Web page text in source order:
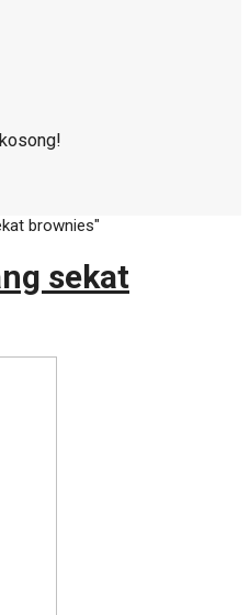
brownies"
sekat